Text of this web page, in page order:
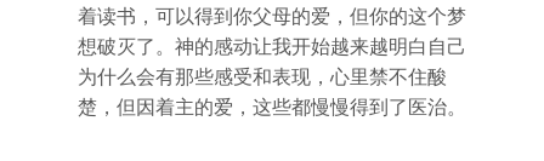
着读书，可以得到你父母的爱，但你的这个梦
想破灭了。神的感动让我开始越来越明白自己
为什么会有那些感受和表现，心里禁不住酸
楚，但因着主的爱，这些都慢慢得到了医治。